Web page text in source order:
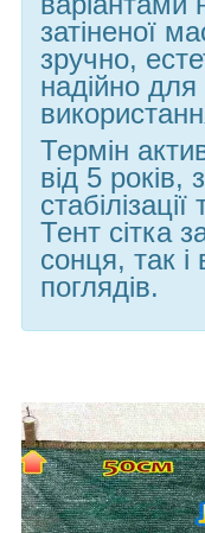
затіненої
зручно,
надійно
Термін
від 5 років,
Тент сітка
сонця, так і
поглядів.